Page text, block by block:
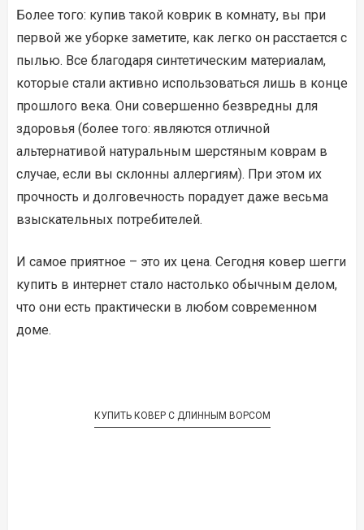
Более того: купив такой коврик в комнату, вы при
первой же уборке заметите, как легко он расстается с
пылью. Все благодаря синтетическим материалам,
которые стали активно использоваться лишь в конце
прошлого века. Они совершенно безвредны для
здоровья (более того: являются отличной
альтернативой натуральным шерстяным коврам в
случае, если вы склонны аллергиям). При этом их
прочность и долговечность порадует даже весьма
взыскательных потребителей.
И самое приятное – это их цена. Сегодня ковер шегги
купить в интернет стало настолько обычным делом,
что они есть практически в любом современном
доме.
КУПИТЬ КОВЕР С ДЛИННЫМ ВОРСОМ